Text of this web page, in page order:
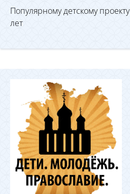
Популярному детскому
лет